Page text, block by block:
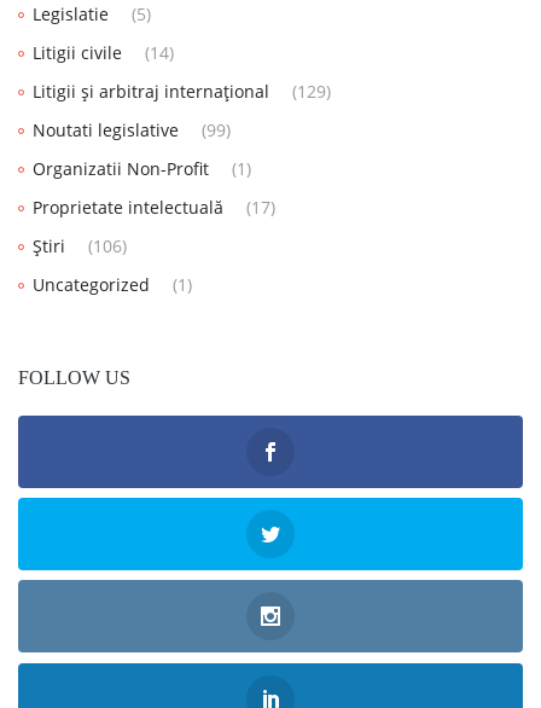
Legislatie
(5)
Litigii civile
(14)
Litigii și arbitraj internațional
(129)
Noutati legislative
(99)
Organizatii Non-Profit
(1)
Proprietate intelectuală
(17)
Știri
(106)
Uncategorized
(1)
FOLLOW US